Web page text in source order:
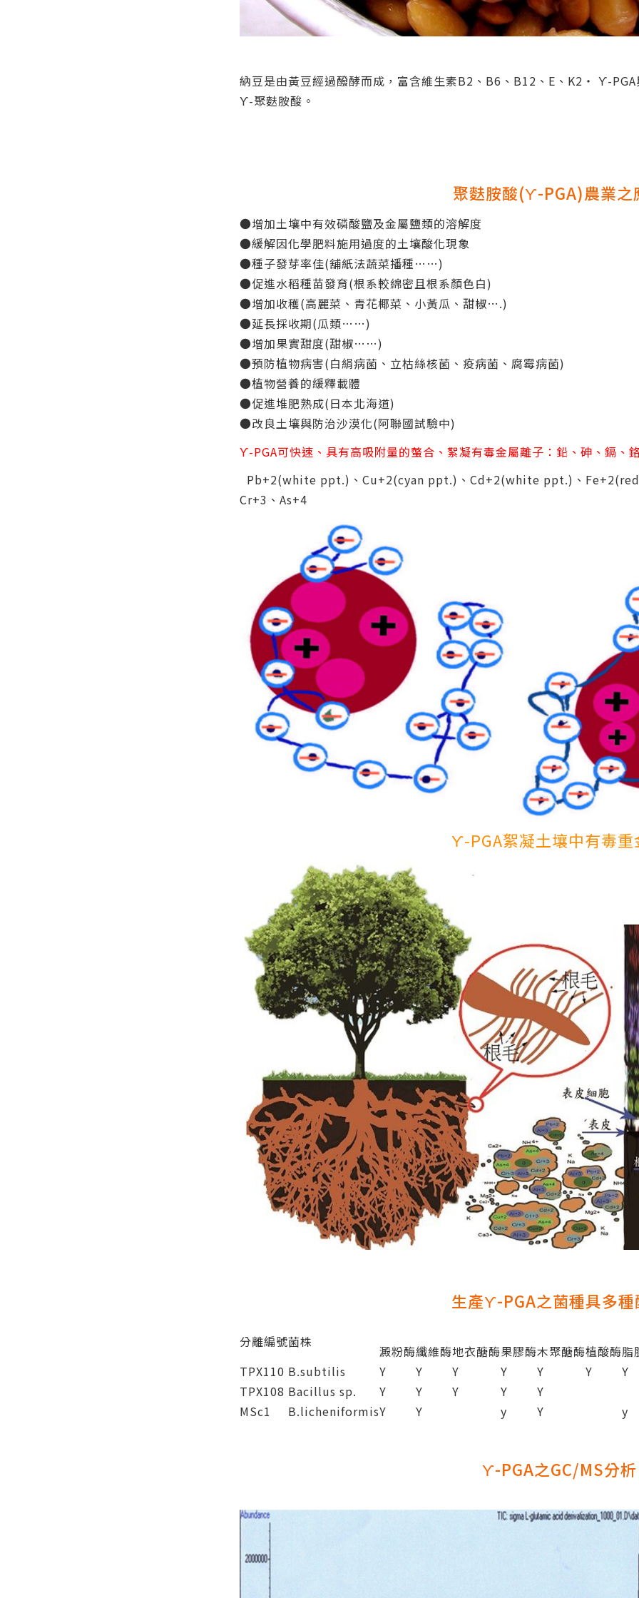
納豆是由黃豆經過醱酵而成，富含維生素B2、B6、B12、E、K2‧ ϒ-
ϒ-聚麩胺酸。
聚麩胺酸(ϒ-PGA)農業之
●增加土壤中有效磷酸鹽及金屬鹽類的溶解度
●緩解因化學肥料施用過度的土壤酸化現象
●種子發芽率佳(舖紙法蔬菜播種……)
●促進水稻種苗發育(根系較綿密且根系顏色白)
●增加收穫(高麗菜、青花椰菜、小黃瓜、甜椒….)
●延長採收期(瓜類……)
●增加果實甜度(甜椒……)
●預防植物病害(白絹病菌、立枯絲核菌、疫病菌、腐霉病菌)
●植物營養的緩釋載體
●促進堆肥熟成(日本北海道)
●改良土壤與防治沙漠化(阿聯國試驗中)
ϒ-PGA可快速、具有高吸附量的螫合、絮凝有毒金屬離子：鉛、砷、鎘、
Pb+2(white ppt.)、Cu+2(cyan ppt.)、Cd+2(white ppt.)、
Cr+3、As+4
ϒ-PGA絮凝土壤中有毒重
生產ϒ-PGA之菌種具多種
分離編號菌株
澱粉酶纖維酶地衣醣酶果膠酶木聚醣酶植酸酶脂
TPX110 B.subtilis Y Y Y Y Y Y
Y
TPX108 Bacillus sp. Y Y Y Y
Y
MSc1
B.licheniformisY Y y Y y
ϒ-PGA之GC/MS分析